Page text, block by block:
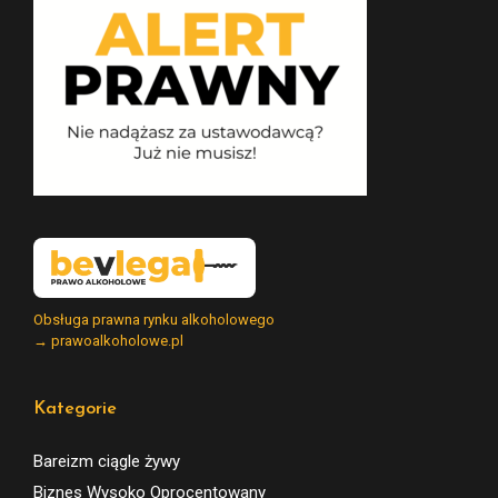
Obsługa prawna rynku alkoholowego
→ prawoalkoholowe.pl
Kategorie
Bareizm ciągle żywy
Biznes Wysoko Oprocentowany